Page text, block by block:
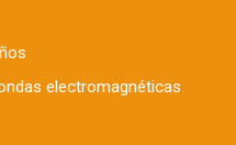
electromagnéticas